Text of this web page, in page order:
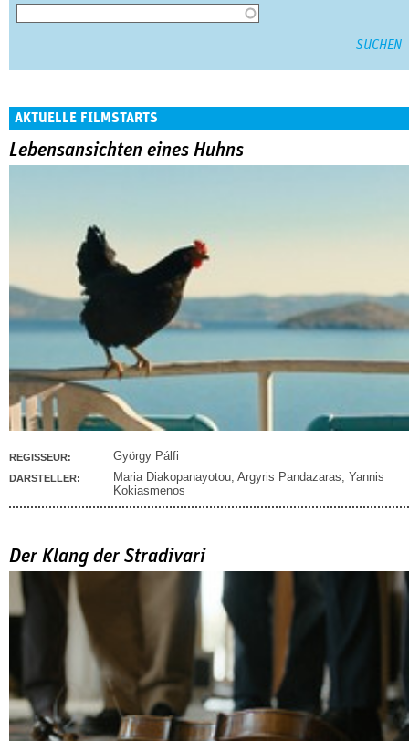
AKTUELLE FILMSTARTS
Lebensansichten eines Huhns
REGISSEUR: György Pálfi
DARSTELLER: Maria Diakopanayotou, Argyris Pandazaras, Yannis
Kokiasmenos
Der Klang der Stradivari